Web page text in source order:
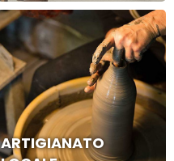
ARTIGIANATO